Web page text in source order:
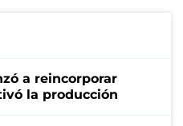
a reincorporar
la producción